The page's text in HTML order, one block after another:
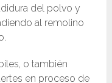
del polvo y
al remolino
o también
en proceso de